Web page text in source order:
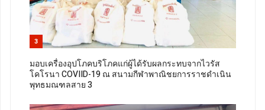
3
มอบเครื่องอุปโภคบริโภคแก่ผู้ได้รับผลกระทบจากไวรัส
โคโรนา COVIID-19 ณ​ สนามกีฬาพาณิชยการราชดําเนิน
พุทธมณฑลสาย 3